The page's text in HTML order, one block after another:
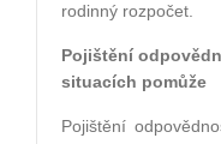
rodinný rozpočet.
Pojištění
situacích pomůže
Pojištění